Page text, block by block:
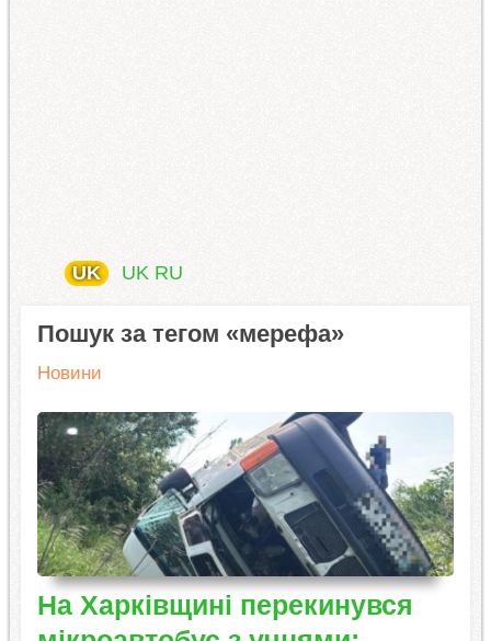
UK UK RU
Пошук за тегом «мерефа»
Новини
На Харківщині перекинувся